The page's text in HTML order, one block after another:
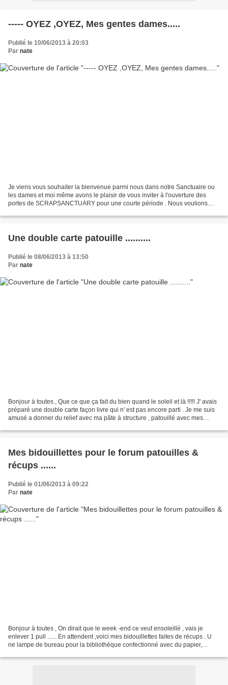
----- OYEZ ,OYEZ, Mes gentes dames.....
Publié le 10/06/2013 à 20:03
Par nate
Je viens vous souhaiter la bienvenue parmi nous dans notre Sanctuaire ou
les dames et moi même avons le plaisir de vous inviter à l'ouverture des
portes de SCRAPSANCTUARY pour une courte période . Nous voulions
Une double carte patouille ..........
Publié le 08/06/2013 à 13:50
Par nate
Bonjour à toutes , Que ce que ça fait du bien quand le soleil et là !!!!! J' avais
préparé une double carte façon livre qui n' est pas encore parti . Je me suis
amusé a donner du relief avec ma pâte à structure , patouillé avec mes
Mes bidouillettes pour le forum patouilles &
récups ......
Publié le 01/06/2013 à 09:22
Par nate
Bonjour à toutes , On dirait que le week -end ce veut ensoleillé , vais je
enlever 1 pull ...... En attendent ,voici mes bidouillettes faites de récups . U
ne lampe de bureau pour la bibliothèque confectionné avec du papier,